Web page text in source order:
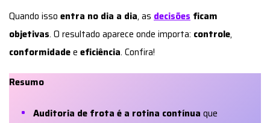
Quando isso entra no dia a dia, as decisões ficam
objetivas. O resultado aparece onde importa: controle,
conformidadee eficiência. Confira!
Resumo
Auditoria de frota é a rotina contínua que